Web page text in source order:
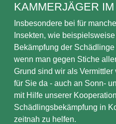
KAMMERJÄGER
Insbesondere bei für
Insekten, wie
Bekämpfung der
wenn man gegen Stiche
Grund sind wir als
für Sie da - auch an Sonn-
mit Hilfe unserer
Schädlingsbekämpfung in
zeitnah zu helfen.